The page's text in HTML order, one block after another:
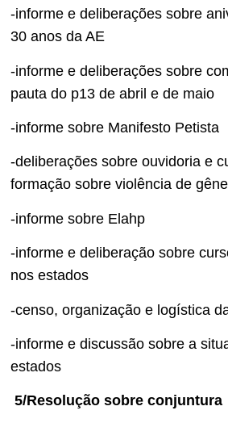
-informe e deliberações sobre
30 anos da AE
-informe e deliberações sobre
pauta do p13 de abril e de maio
-informe sobre Manifesto Petista
-deliberações sobre ouvidoria e
formação sobre violência de
-informe sobre Elahp
-informe e deliberação sobre
nos estados
-censo, organização e logística
-informe e discussão sobre a
estados
5/Resolução sobre conjuntura